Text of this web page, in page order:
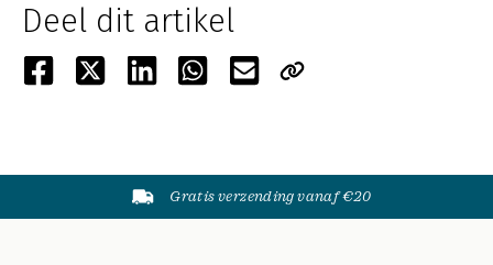
Deel dit artikel
Gratis verzending vanaf €20